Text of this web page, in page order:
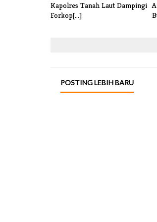
Kapolres Tanah Laut Dampingi
Forkop[...]
POSTING LEBIH BARU